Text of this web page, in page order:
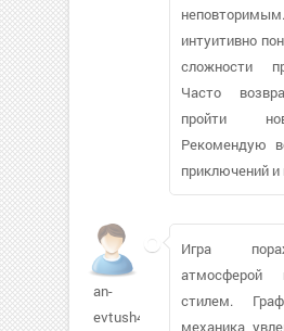
интуитивно
сложности
Часто
пройти
Рекомендую
приключений и
an-
evtush400
Игра
атмосферой
стилем.
механика